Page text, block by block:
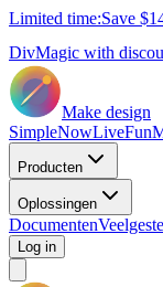
Limited time:Save
DivMagic with
Make design
SimpleNowLiveFun
Producten
Oplossingen
Documenten
Log in